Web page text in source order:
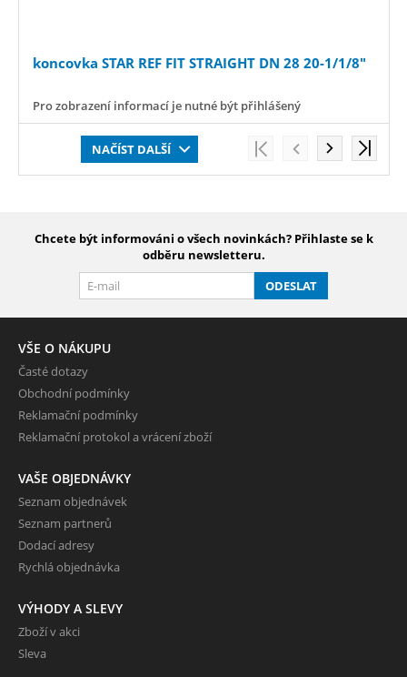
koncovka STAR REF FIT STRAIGHT DN 28 20-1/1/8"
Pro zobrazení informací je nutné být přihlášený
NAČÍST DALŠÍ
Chcete být informováni o všech novinkách? Přihlaste se k
odběru newsletteru.
ODESLAT
VŠE O NÁKUPU
Časté dotazy
Obchodní podmínky
Reklamační podmínky
Reklamační protokol a vrácení zboží
VAŠE OBJEDNÁVKY
Seznam objednávek
Seznam partnerů
Dodací adresy
Rychlá objednávka
VÝHODY A SLEVY
Zboží v akci
Sleva